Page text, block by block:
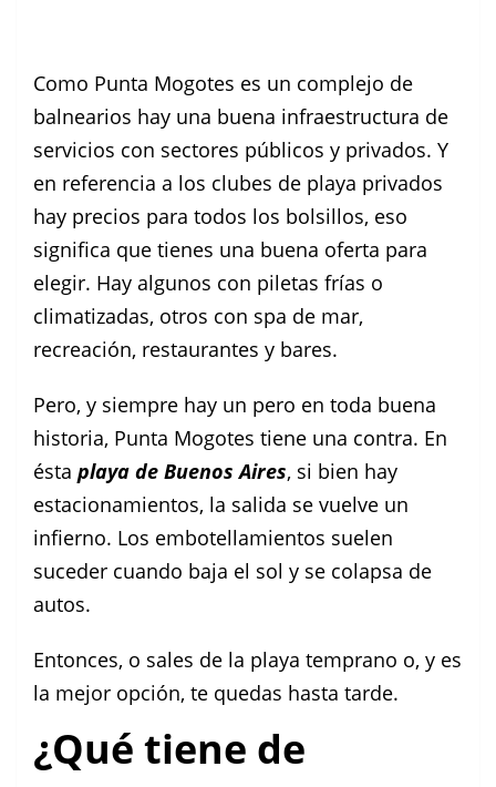
Como Punta Mogotes es un complejo de
balnearios hay una buena infraestructura de
servicios con sectores públicos y privados. Y
en referencia a los clubes de playa privados
hay precios para todos los bolsillos, eso
significa que tienes una buena oferta para
elegir. Hay algunos con piletas frías o
climatizadas, otros con spa de mar,
recreación, restaurantes y bares.
Pero, y siempre hay un pero en toda buena
historia, Punta Mogotes tiene una contra. En
ésta playa de Buenos Aires, si bien hay
estacionamientos, la salida se vuelve un
infierno. Los embotellamientos suelen
suceder cuando baja el sol y se colapsa de
autos.
Entonces, o sales de la playa temprano o, y es
la mejor opción, te quedas hasta tarde.
¿Qué tiene de